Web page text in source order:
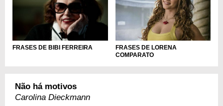
FRASES DE BIBI FERREIRA
FRASES DE LORENA
COMPARATO
Não há motivos
Carolina Dieckmann